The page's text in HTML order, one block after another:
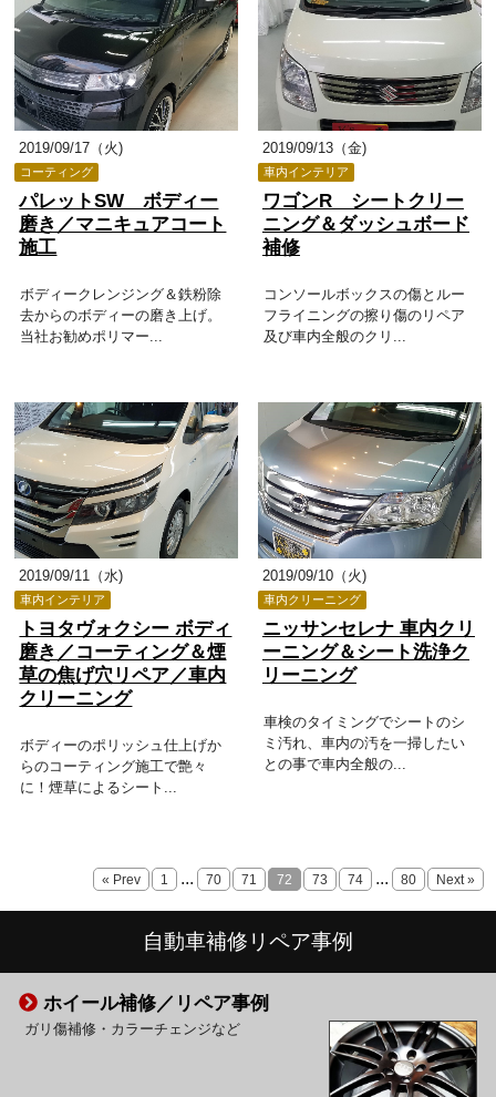
2019/09/17（火)
コーティング
パレットSW ボディー
磨き／マニキュアコート
施工
ボディークレンジング＆鉄粉除
去からのボディーの磨き上げ。
当社お勧めポリマー...
2019/09/13（金)
車内インテリア
ワゴンR シートクリー
ニング＆ダッシュボード
補修
コンソールボックスの傷とルー
フライニングの擦り傷のリペア
及び車内全般のクリ...
2019/09/11（水)
車内インテリア
トヨタヴォクシー ボディ
磨き／コーティング＆煙
草の焦げ穴リペア／車内
クリーニング
ボディーのポリッシュ仕上げか
らのコーティング施工で艶々
に！煙草によるシート...
2019/09/10（火)
車内クリーニング
ニッサンセレナ 車内クリ
ーニング＆シート洗浄ク
リーニング
車検のタイミングでシートのシ
ミ汚れ、車内の汚を一掃したい
との事で車内全般の...
« Prev 1 ... 70 71 72 73 74 ... 80 Next »
自動車補修リペア事例
ホイール補修／リペア事例
ガリ傷補修・カラーチェンジなど